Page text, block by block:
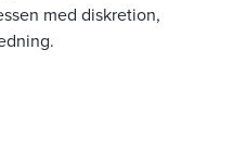
med diskretion,